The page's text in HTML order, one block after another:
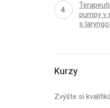
pumpy v
s
Kurzy
Zvýšte si